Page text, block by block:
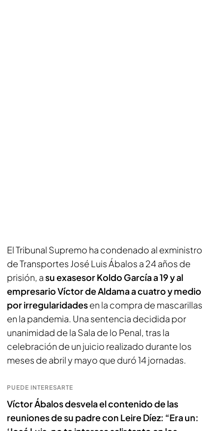
El Tribunal Supremo ha condenado al exministro
de Transportes José Luis Ábalos a 24 años de
prisión, asu exasesor Koldo García a 19 y al
empresario Víctor de Aldama a cuatro y medio
por irregularidadesen la compra de mascarillas
en la pandemia. Una sentencia decidida por
unanimidad de la Sala de lo Penal, tras la
celebración de un juicio realizado durante los
meses de abril y mayo que duró 14 jornadas.
PUEDE INTERESARTE
Víctor Ábalos desvela el contenido de las
reuniones de su padre con Leire Díez: “Era un: